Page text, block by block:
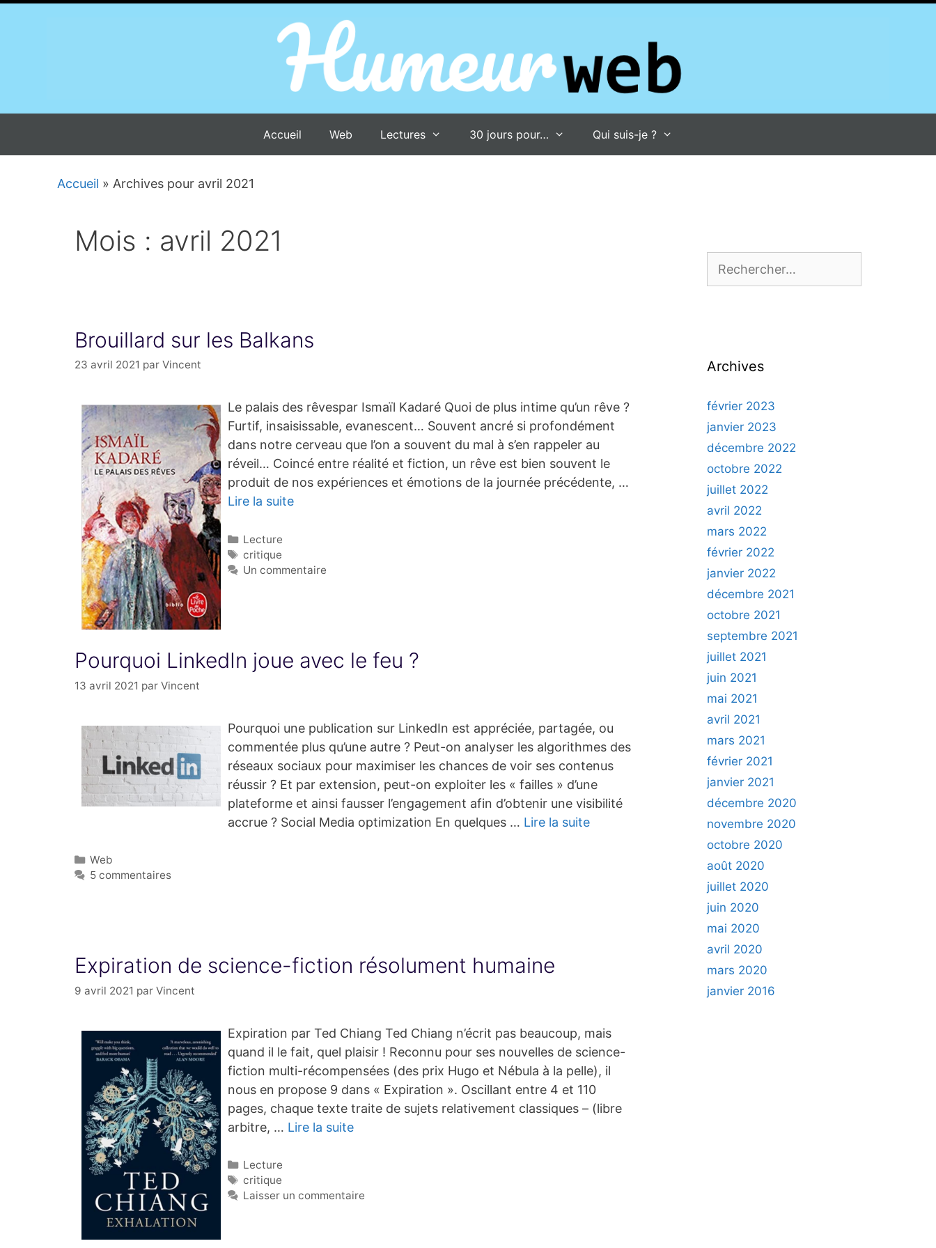
Accueil Web Lectures 30 jours pour… Qui suis-je ?
Accueil » Archives pour avril 2021
Mois : avril 2021
Brouillard sur les Balkans
23 avril 2021 par Vincent
Le palais des rêvespar Ismaïl Kadaré Quoi de plus intime qu’un rêve ?
Furtif, insaisissable, evanescent… Souvent ancré si profondément
dans notre cerveau que l’on a souvent du mal à s’en rappeler au
réveil… Coincé entre réalité et fiction, un rêve est bien souvent le
produit de nos expériences et émotions de la journée précédente, …
Lire la suite
Catégories
Lecture
Étiquettes
critique
Un commentaire
Pourquoi LinkedIn joue avec le feu ?
13 avril 2021 par Vincent
Pourquoi une publication sur LinkedIn est appréciée, partagée, ou
commentée plus qu’une autre ? Peut-on analyser les algorithmes des
réseaux sociaux pour maximiser les chances de voir ses contenus
réussir ? Et par extension, peut-on exploiter les « failles » d’une
plateforme et ainsi fausser l’engagement afin d’obtenir une visibilité
accrue ? Social Media optimization En quelques … Lire la suite
Catégories
Web
5 commentaires
Expiration de science-fiction résolument humaine
9 avril 2021 par Vincent
Expiration par Ted Chiang Ted Chiang n’écrit pas beaucoup, mais
quand il le fait, quel plaisir ! Reconnu pour ses nouvelles de science-
fiction multi-récompensées (des prix Hugo et Nébula à la pelle), il
nous en propose 9 dans « Expiration ». Oscillant entre 4 et 110
pages, chaque texte traite de sujets relativement classiques – (libre
arbitre, … Lire la suite
Catégories
Lecture
Étiquettes
critique
Laisser un commentaire
Archives
février 2023
janvier 2023
décembre 2022
octobre 2022
juillet 2022
avril 2022
mars 2022
février 2022
janvier 2022
décembre 2021
octobre 2021
septembre 2021
juillet 2021
juin 2021
mai 2021
avril 2021
mars 2021
février 2021
janvier 2021
décembre 2020
novembre 2020
octobre 2020
août 2020
juillet 2020
juin 2020
mai 2020
avril 2020
mars 2020
janvier 2016